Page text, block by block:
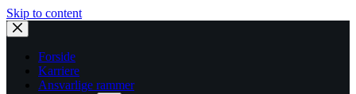
Skip to content
Forside
Karriere
Ansvarlige rammer